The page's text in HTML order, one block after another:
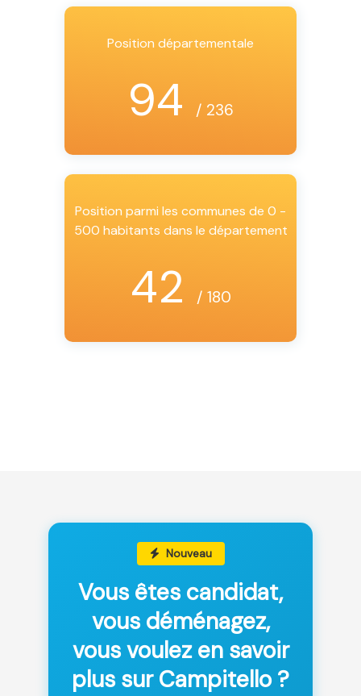
Position départementale
94 / 236
Position parmi les communes de 0 -
500 habitants dans le département
42 / 180
Nouveau
Vous êtes candidat,
vous déménagez,
vous voulez en savoir
plus sur Campitello ?